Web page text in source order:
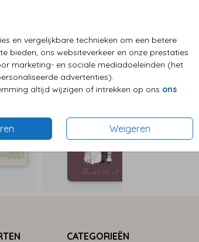
en vergelijkbare technieken om een betere
bieden, ons websiteverkeer en onze prestaties
marketing- en sociale mediadoeleinden (het
advertenties).
altijd wijzigen of intrekken op ons ons
Weigeren
Formaten
CATEGORIEËN